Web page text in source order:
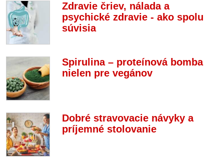
Zdravie čriev, nálada a
psychické zdravie - ako spolu
súvisia
Spirulina – proteínová bomba
nielen pre vegánov
Dobré stravovacie návyky a
príjemné stolovanie